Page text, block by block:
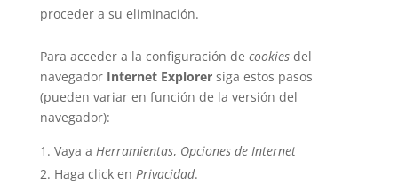
proceder a su eliminación.
Para acceder a la configuración de cookiesdel
navegador Internet Explorersiga estos pasos
(pueden variar en función de la versión del
navegador):
Vaya a Herramientas, Opciones de Internet
Haga click en Privacidad.